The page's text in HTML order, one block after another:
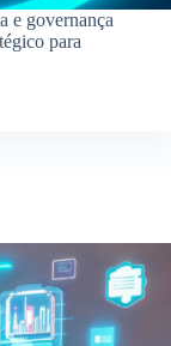
e governança
para